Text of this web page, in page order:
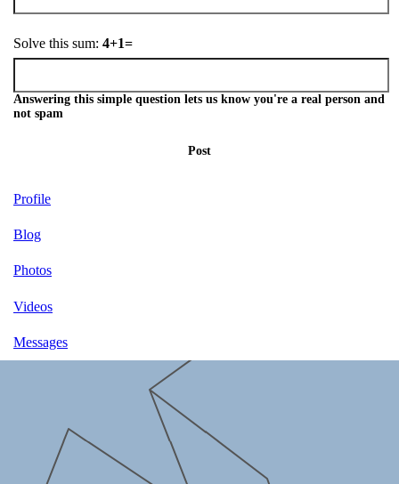
Solve this sum: 4+1=
Answering this simple question lets us know you're a real person and
not spam
Post
Profile
Blog
Photos
Videos
Messages